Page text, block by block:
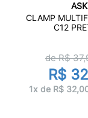
ASK
CLAMP
C12
de R$
R$
1x de R$